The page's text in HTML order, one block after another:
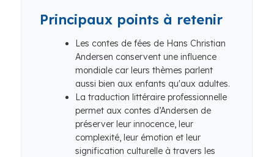
Principaux points à retenir
Les contes de fées de Hans Christian
Andersen conservent une influence
mondiale car leurs thèmes parlent
aussi bien aux enfants qu'aux adultes.
La traduction littéraire professionnelle
permet aux contes d’Andersen de
préserver leur innocence, leur
complexité, leur émotion et leur
signification culturelle à travers les